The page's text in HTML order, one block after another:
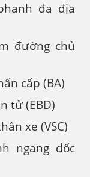
đa địa
đường chủ
cấp (BA)
tử (EBD)
xe (VSC)
ngang dốc